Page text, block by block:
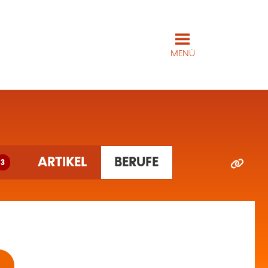
MENÜ
3 ARTIKEL BERUFE